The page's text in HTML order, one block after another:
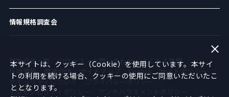
情報規格調査会
賛助会員一覧 アクセス・お問い合わせ
よくある質問
採用情報
関連団体 サイトマップ English
サイトポリシー
セキュリティについて
プライバシーポリシー
アクセシビリティポリシー
本サイトは、クッキー（Cookie）を使用しています。本サイ
トの利用を続ける場合、クッキーの使用にご同意いただいたこ
ととなります。